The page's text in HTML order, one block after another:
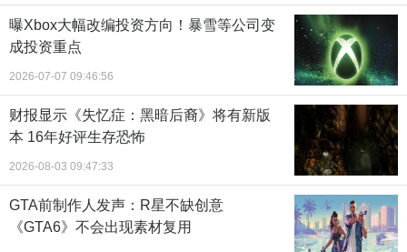
曝Xbox大幅改编投资方向！暴雪等公司变
成投资重点
2026-07-07 09:46:56
财报显示《失忆症：黑暗后裔》将有新版
本 16年好评生存恐怖
2026-08-03 09:47:33
GTA前制作人发声：R星不缺创意
《GTA6》不会出现素材复用